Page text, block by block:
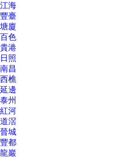
江海
豐臺
塘廈
百色
貴港
日照
南昌
西樵
延邊
泰州
紅河
道滘
晉城
豐都
龍巖